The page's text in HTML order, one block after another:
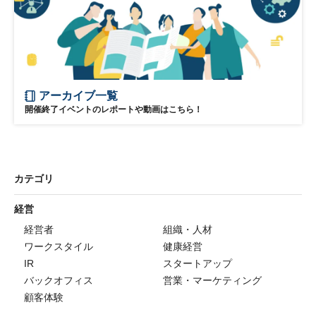
アーカイブ一覧
開催終了イベントのレポートや動画はこちら！
カテゴリ
経営
経営者
組織・人材
ワークスタイル
健康経営
IR
スタートアップ
バックオフィス
営業・マーケティング
顧客体験